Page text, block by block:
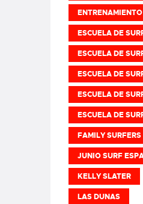
ESCUELA DE
ESCUELA DE
ESCUELA DE
ESCUELA DE
ESCUELA DE
FAMILY SURFERS
JUNIO SURF
KELLY SLATER
LAS DUNAS